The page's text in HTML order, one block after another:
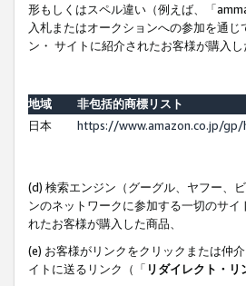
形もしくはスペル違い（例えば、「
入札またはオークションへの参加を通
ン・ サイトに紹介されたお客様が購入し
地域
非包括的商標リスト
日本
https://www.amazon.co.jp/
(d) 検索エンジン（グーグル、ヤフー、
ンのネットワークに参加する一切のサイ
れたお客様が購入した商品、
(e) お客様がリンクをクリックまたは仲
イトに送るリンク（「 リダイレクト・リ